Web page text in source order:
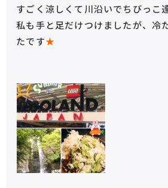
すごく涼しくて川沿いでちびっこ
私も手と足だけつけましたが、冷
たです★